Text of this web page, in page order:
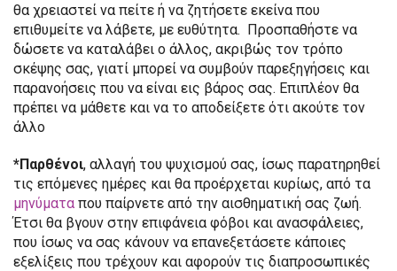
θα χρειαστεί να πείτε ή να ζητήσετε εκείνα που
επιθυμείτε να λάβετε, με ευθύτητα. Προσπαθήστε να
δώσετε να καταλάβει ο άλλος, ακριβώς τον τρόπο
σκέψης σας, γιατί μπορεί να συμβούν παρεξηγήσεις και
παρανοήσεις που να είναι εις βάρος σας. Επιπλέον θα
πρέπει να μάθετε και να το αποδείξετε ότι ακούτε τον
άλλο
*Παρθένοι, αλλαγή του ψυχισμού σας, ίσως παρατηρηθεί
τις επόμενες ημέρες και θα προέρχεται κυρίως, από τα
μηνύματα που παίρνετε από την αισθηματική σας ζωή.
Έτσι θα βγουν στην επιφάνεια φόβοι και ανασφάλειες,
που ίσως να σας κάνουν να επανεξετάσετε κάποιες
εξελίξεις που τρέχουν και αφορούν τις διαπροσωπικές